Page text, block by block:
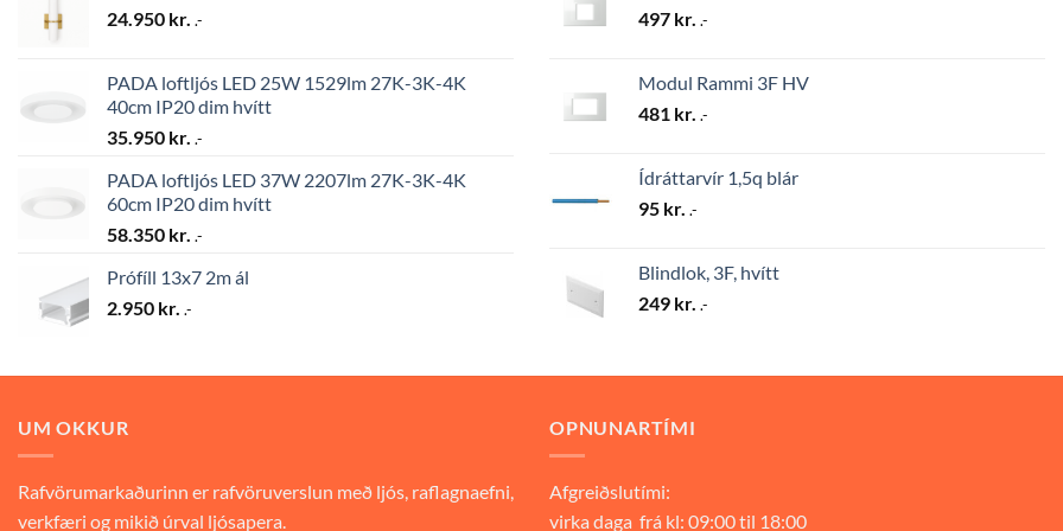
24.950 kr. .-
PADA loftljós LED 25W 1529lm 27K-3K-4K
40cm IP20 dim hvítt
35.950 kr. .-
PADA loftljós LED 37W 2207lm 27K-3K-4K
60cm IP20 dim hvítt
58.350 kr. .-
Prófíll 13x7 2m ál
2.950 kr. .-
497 kr. .-
Modul Rammi 3F HV
481 kr. .-
Ídráttarvír 1,5q blár
95 kr. .-
Blindlok, 3F, hvítt
249 kr. .-
UM OKKUR
Rafvörumarkaðurinn er rafvöruverslun með ljós, raflagnaefni,
verkfæri og mikið úrval ljósapera.
OPNUNARTÍMI
Afgreiðslutími:
virka daga frá kl: 09:00 til 18:00